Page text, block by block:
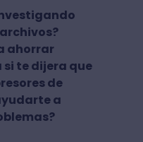
ahorrar
si te dijera que
de
a